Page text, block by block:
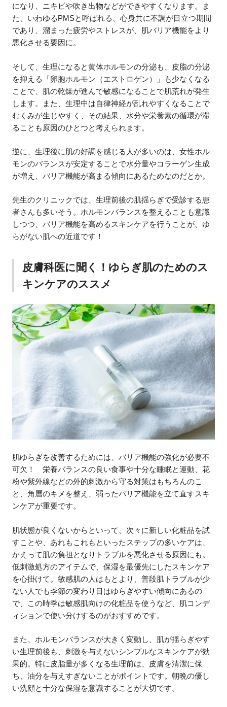
になり、ニキビや吹き出物などができやすくなります。ま
た、いわゆるPMSと呼ばれる、心身共に不調が目立つ期間
であり、溜まった疲労やストレスが、肌バリア機能をより
悪化させる要因に。
そして、生理になると黄体ホルモンの分泌も、皮脂の分泌
を抑える「卵胞ホルモン（エストロゲン）」も少なくなる
ことで、肌の乾燥が進んで敏感になることで肌荒れが発生
します。また、生理中は自律神経が乱れやすくなることで
むくみが生じやすく、その結果、水分や栄養素の循環が滞
ることも原因のひとつと考えられます。
逆に、生理後に肌の好調を感じる人が多いのは、女性ホル
モンのバランスが安定することで水分量やコラーゲン生成
が増え、バリア機能が高まる傾向にあるためなのだとか。
先生のクリニックでは、生理前後の肌揺らぎで受診する患
者さんも多いそう。ホルモンバランスを整えることも意識
しつつ、バリア機能を高めるスキンケアを行うことが、ゆ
らがない肌への近道です！
皮膚科医に聞く！ゆらぎ肌のためのス
キンケアのススメ
肌ゆらぎを改善するためには、バリア機能の強化が必要不
可欠！ 栄養バランスの良い食事や十分な睡眠と運動、花
粉や紫外線などの外的刺激から守る対策はもちろんのこ
と、角層のキメを整え、弱ったバリア機能を立て直すスキ
ンケアが重要です。
肌状態が良くないからといって、次々に新しい化粧品を試
すことや、あれもこれもといったステップの多いケアは、
かえって肌の負担となりトラブルを悪化させる原因にも。
低刺激処方のアイテムで、保湿を最優先にしたスキンケア
を心掛けて。敏感肌の人はもとより、普段肌トラブルが少
ない人でも季節の変わり目はゆらぎやすい傾向にあるの
で、この時季は敏感肌向けの化粧品を使うなど、肌コンデ
ィションで使い分けするのがおすすめです。
また、ホルモンバランスが大きく変動し、肌が揺らぎやす
い生理前後も、刺激を与えないシンプルなスキンケアが効
果的。特に皮脂量が多くなる生理前は、皮膚を清潔に保
ち、油分を与えすぎないことがポイントです。朝晩の優し
い洗顔と十分な保湿を意識することが大切です。